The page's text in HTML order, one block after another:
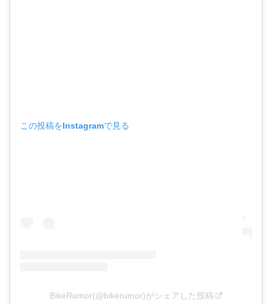
この投稿をInstagramで見る
BikeRumor(@bikerumor)がシェアした投稿